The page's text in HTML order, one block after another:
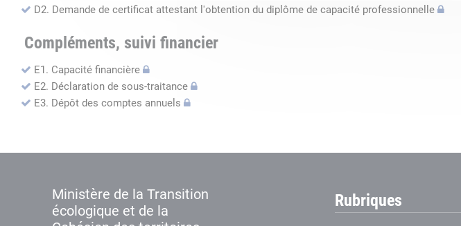
D2. Demande de certificat attestant l'obtention du diplôme de capacité professionnelle
Compléments, suivi financier
E1. Capacité financière
E2. Déclaration de sous-traitance
E3. Dépôt des comptes annuels
Ministère de la Transition
écologique et de la
Rubriques